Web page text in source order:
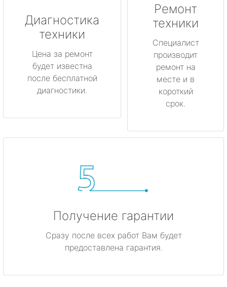
Диагностика
техники
Цена за ремонт
будет известна
после бесплатной
диагностики.
Ремонт
техники
Специалист
производит
ремонт на
месте и в
короткий
срок.
Получение гарантии
Сразу после всех работ Вам будет
предоставлена гарантия.